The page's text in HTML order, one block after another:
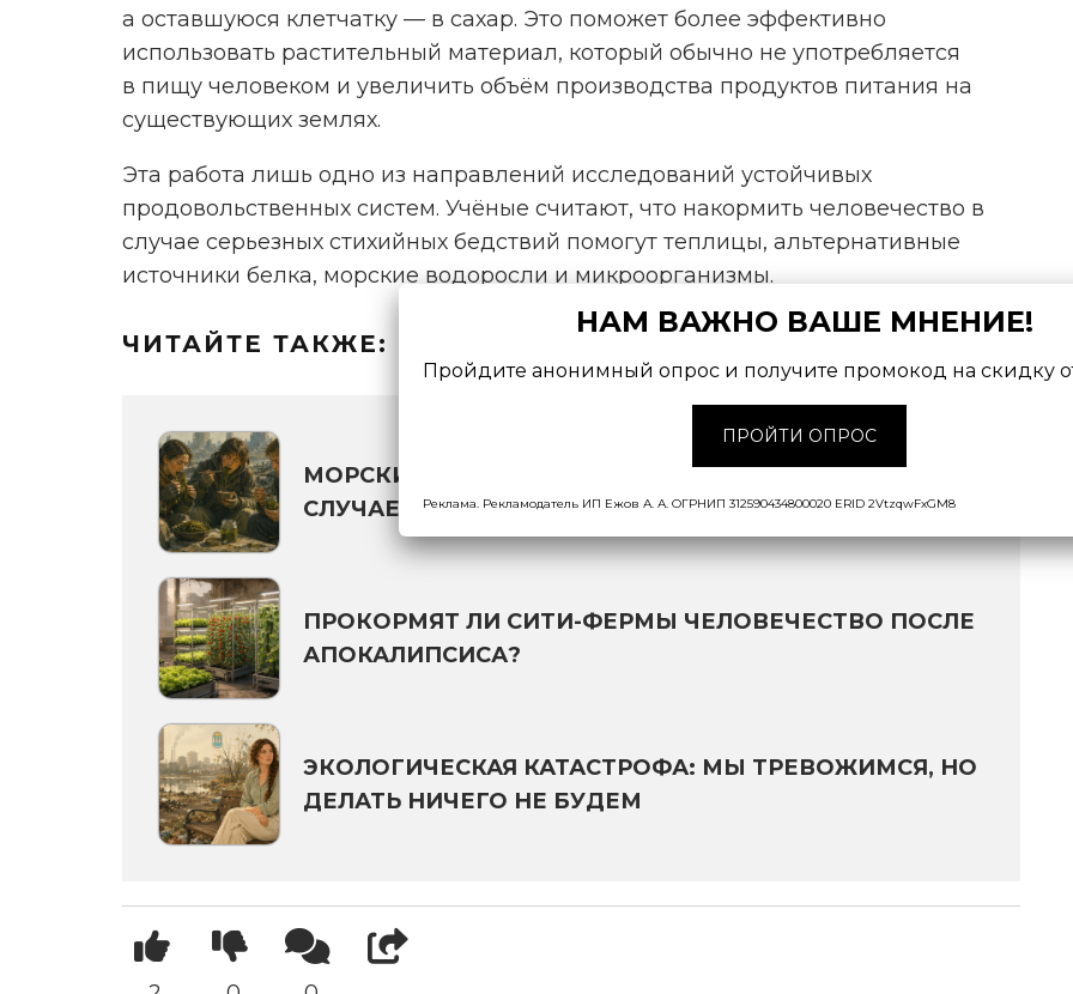
а оставшуюся клетчатку — в сахар. Это поможет более эффективно
использовать растительный материал, который обычно не употребляется
в пищу человеком и увеличить объём производства продуктов питания на
существующих землях.
Эта работа лишь одно из направлений исследований устойчивых
продовольственных систем. Учёные считают, что накормить человечество в
случае серьезных стихийных бедствий помогут теплицы, альтернативные
источники белка, морские водоросли и микроорганизмы.
ЧИТАЙТЕ ТАКЖЕ:
МОРСКИЕ ВОДОРОСЛИ НАКОРМЯТ ЧЕЛОВЕЧЕСТВО В
СЛУЧАЕ ГЛОБАЛЬНОЙ КАТАСТРОФЫ
ПРОКОРМЯТ ЛИ СИТИ-ФЕРМЫ ЧЕЛОВЕЧЕСТВО ПОСЛЕ
АПОКАЛИПСИСА?
ЭКОЛОГИЧЕСКАЯ КАТАСТРОФА: МЫ ТРЕВОЖИМСЯ, НО
ДЕЛАТЬ НИЧЕГО НЕ БУДЕМ
НАМ ВАЖНО ВАШЕ МНЕНИЕ!
Пройдите анонимный опрос и получите промокод на скидку
ПРОЙТИ ОПРОС
Реклама. Рекламодатель ИП Ежов А. А. ОГРНИП 312590434800020 ERID 2VtzqwFxGM8